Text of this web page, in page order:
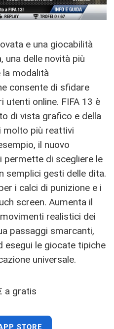
e una giocabilità
delle novità più
la modalità
consente di sfidare
utenti online. FIFA 13 è
di vista grafico e della
molto più reattivi
il nuovo
permette di scegliere le
semplici gesti delle dita.
i calci di punizione e i
screen. Aumenta il
realistici dei
passaggi smarcanti,
esegui le giocate tipiche
universale.
a gratis
STORE